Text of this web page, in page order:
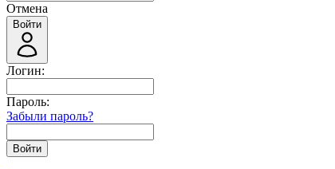
Отмена
Войти
Логин:
Пароль:
Забыли пароль?
Войти